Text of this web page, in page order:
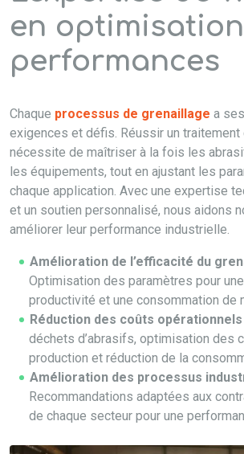
en
performances
Chaque processus de grenaillage a
exigences et défis. Réussir un traitement
nécessite de maîtriser à la fois les
les équipements, tout en ajustant les
chaque application. Avec une expertise
et un soutien personnalisé, nous aidons
améliorer leur performance industrielle.
Amélioration de l’efficacité du
Optimisation des paramètres pour
productivité et une consommation de
Réduction des coûts opérationnels
déchets d’abrasifs, optimisation des
production et réduction de la
Amélioration des processus
Recommandations adaptées aux
de chaque secteur pour une